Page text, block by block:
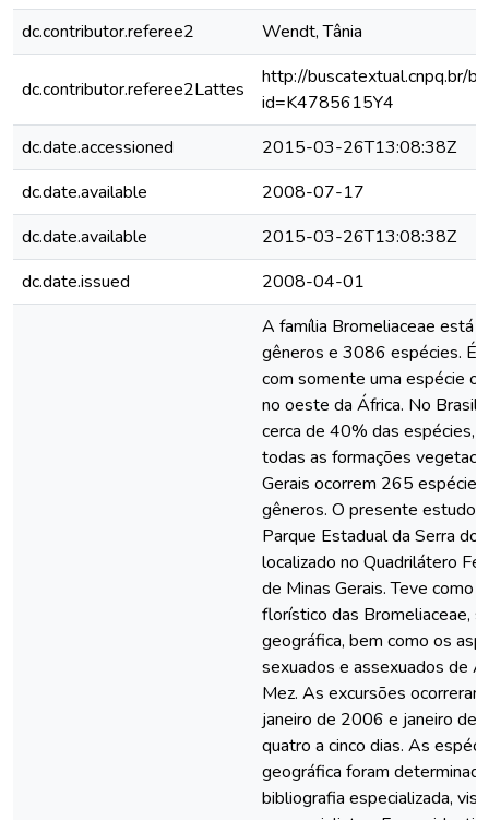
dc.contributor.referee2
Wendt, Tânia
dc.contributor.referee2Lattes
http://buscatextual.cnpq.br/
id=K4785615Y4
dc.date.accessioned
2015-03-26T13:08:38Z
dc.date.available
2008-07-17
dc.date.available
2015-03-26T13:08:38Z
dc.date.issued
2008-04-01
A família Bromeliaceae está
gêneros e 3086 espécies. É
com somente uma espécie
no oeste da África. No Brasil
cerca de 40% das espécies,
todas as formações
Gerais ocorrem 265
gêneros. O presente estudo
Parque Estadual da Serra do
localizado no Quadrilátero
de Minas Gerais. Teve como
florístico das Bromeliaceae,
geográfica, bem como os
sexuados e assexuados de
Mez. As excursões
janeiro de 2006 e janeiro de
quatro a cinco dias. As
geográfica foram
bibliografia especializada,